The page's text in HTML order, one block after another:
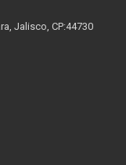
Jalisco, CP:44730